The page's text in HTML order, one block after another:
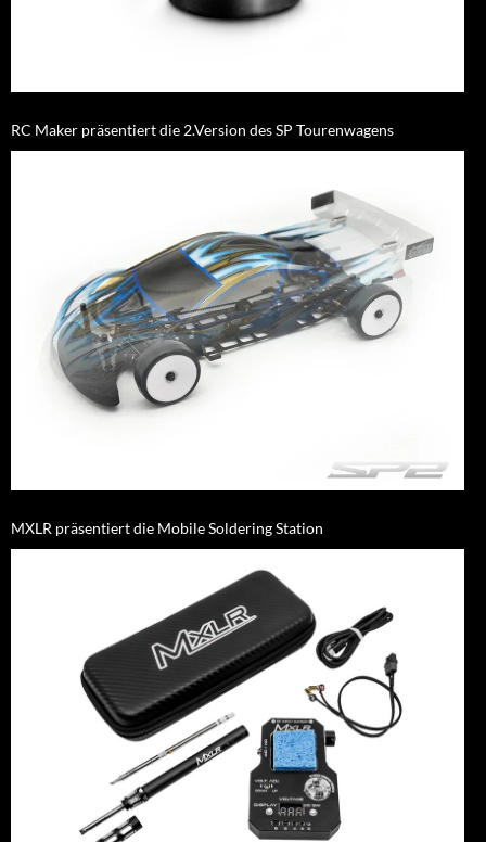
RC Maker präsentiert die 2.Version des SP Tourenwagens
MXLR präsentiert die Mobile Soldering Station